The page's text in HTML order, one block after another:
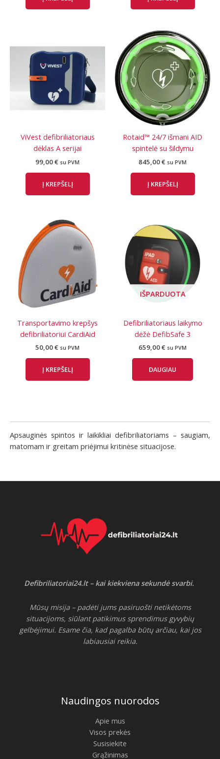
ViVest defibriliatoriaus
dėklas A serijai
99,00€ su PVM
Į KREPŠELĮ
Rotaid™ 24/7 išmani AID
spintelė su šildymu
845,00€ su PVM
Į KREPŠELĮ
Transportavimo krepšys
defibriliatoriui CardiAid
50,00€ su PVM
Į KREPŠELĮ
IŠPARDUOTA
Defibriliatoriaus laikymo
dėžė DefibSafe 3
659,00€ su PVM
DAUGIAU
Apsauginės spintos ir laikikliai defibriliatoriams – saugiam,
matomam ir greitam priėjimui kritinėse situacijose.
Defibriliatoriai24.lt – kai kiekviena sekundė svarbi.
Mūsų misija – padėti jums pasiruošti netikėtoms
situacijoms, siūlant patikimus sprendimus gyvybių
gelbėjimui. Esame čia, kad pagalba būtų arčiau, kai jos
labiausiai reikia.
Naudingos nuorodos
Apie mus
Visos prekės
Susisiekite
Grąžinimas